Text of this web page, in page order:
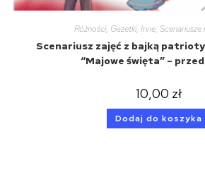
Różności, Gazetki, Inne, Scenariusze
Scenariusz zajęć z bajką
“Majowe święta” –
10,00 zł
Dodaj do koszyka